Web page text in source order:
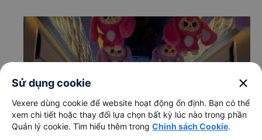
Sử dụng cookie close
Vexere dùng cookie để website hoạt động ổn định. Bạn có thể
xem chi tiết hoặc thay đổi lựa chọn bất kỳ lúc nào trong phần
Quản lý cookie. Tìm hiểu thêm trong Chính sách Cookie.